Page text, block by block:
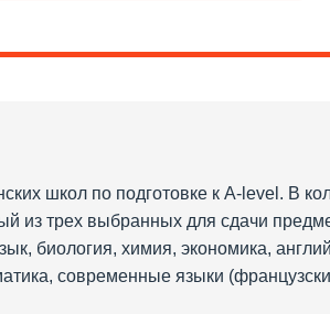
школ по подготовке к A-level. В
из трех выбранных для сдачи
биология, химия, экономика,
современные языки